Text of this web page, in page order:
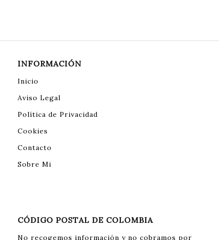
INFORMACIÓN
Inicio
Aviso Legal
Política de Privacidad
Cookies
Contacto
Sobre Mi
CÓDIGO POSTAL DE COLOMBIA
No recogemos información y no cobramos por